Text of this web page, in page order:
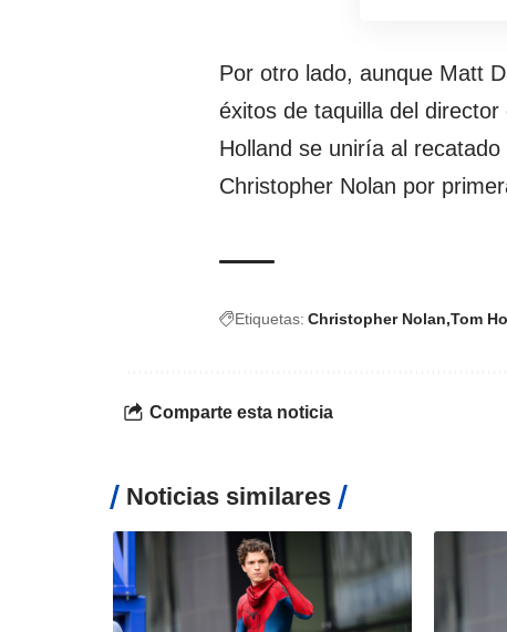
Por otro lado, aunque Matt
éxitos de taquilla del director
Holland se uniría al
Christopher Nolan por
Etiquetas: Christopher Nolan Tom
Comparte esta noticia
Noticias similares